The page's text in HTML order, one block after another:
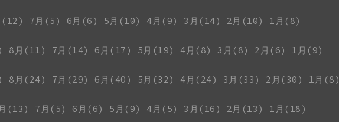
(12) 7月(5) 6月(6) 5月(10) 4月(9) 3月(14) 2月(10)
1月(8)
8月(11) 7月(14) 6月(17) 5月(19) 4月(8) 3月(8) 2月(6)
1月(9)
8月(24) 7月(29) 6月(40) 5月(32) 4月(24) 3月(33) 2月(30)
1月(8)
(13) 7月(5) 6月(6) 5月(9) 4月(5) 3月(16) 2月(13)
1月(18)